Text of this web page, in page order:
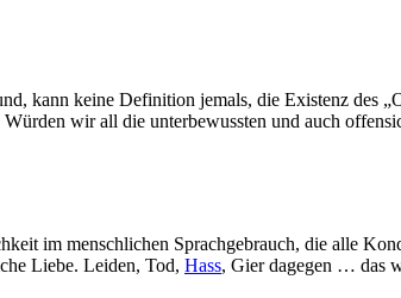
kann keine Definition jemals, die Existenz des
wir all die unterbewussten und auch
im menschlichen Sprachgebrauch, die alle
Liebe. Leiden, Tod, Hass, Gier dagegen … das